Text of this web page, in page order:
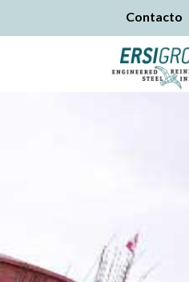
Contacto